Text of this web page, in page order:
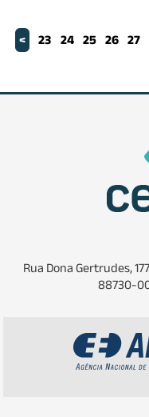
< 23 24 25 26 27
Rua Dona Gertrudes,
88730-